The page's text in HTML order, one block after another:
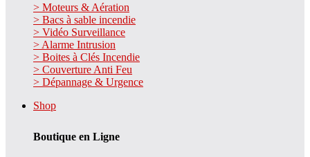
> Moteurs & Aération
> Bacs à sable incendie
> Vidéo Surveillance
> Alarme Intrusion
> Boites à Clés Incendie
> Couverture Anti Feu
> Dépannage & Urgence
Shop
Boutique en Ligne